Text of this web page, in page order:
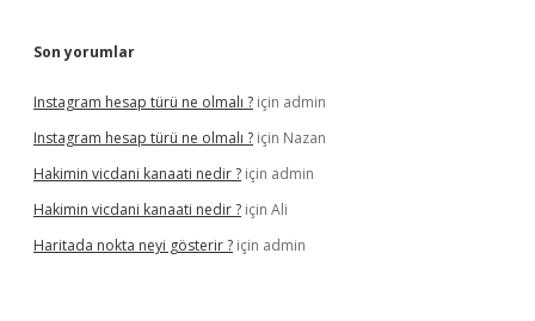
Son yorumlar
Instagram hesap türü ne olmalı ? için admin
Instagram hesap türü ne olmalı ? için Nazan
Hakimin vicdani kanaati nedir ? için admin
Hakimin vicdani kanaati nedir ? için Ali
Haritada nokta neyi gösterir ? için admin